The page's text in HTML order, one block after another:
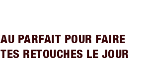
PARFAIT POUR FAIRE
RETOUCHES LE JOUR